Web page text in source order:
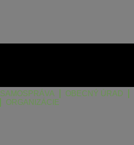
SAMOSPRÁVA OBECNÝ ÚRAD
ORGANIZÁCIE